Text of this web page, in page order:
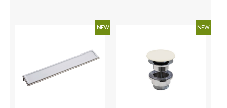
NEW NEW